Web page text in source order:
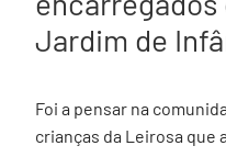
Jardim de
Foi a pensar na
crianças da Leirosa que